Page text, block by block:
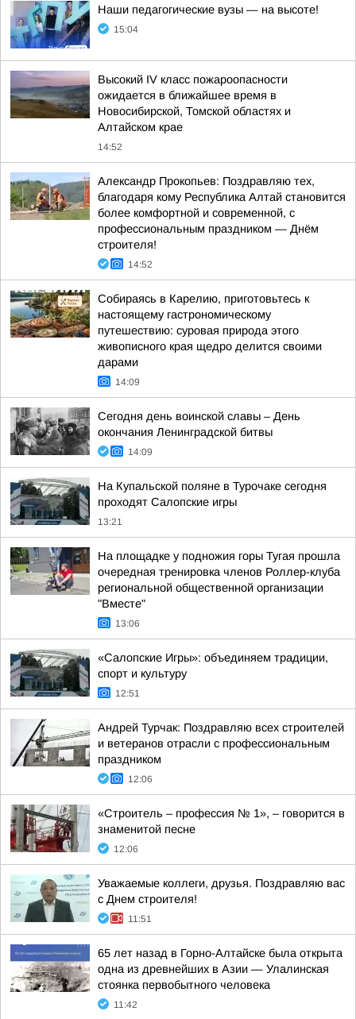
Наши педагогические вузы — на высоте!
15:04
Высокий IV класс пожароопасности
ожидается в ближайшее время в
Новосибирской, Томской областях и
Алтайском крае
14:52
Александр Прокопьев: Поздравляю тех,
благодаря кому Республика Алтай становится
более комфортной и современной, с
профессиональным праздником — Днём
строителя!
14:52
Собираясь в Карелию, приготовьтесь к
настоящему гастрономическому
путешествию: суровая природа этого
живописного края щедро делится своими
дарами
14:09
Сегодня день воинской славы – День
окончания Ленинградской битвы
14:09
На Купальской поляне в Турочаке сегодня
проходят Салопские игры
13:21
На площадке у подножия горы Тугая прошла
очередная тренировка членов Роллер-клуба
региональной общественной организации
"Вместе"
13:06
«Салопские Игры»: объединяем традиции,
спорт и культуру
12:51
Андрей Турчак: Поздравляю всех строителей
и ветеранов отрасли с профессиональным
праздником
12:06
«Строитель – профессия № 1», – говорится в
знаменитой песне
12:06
Уважаемые коллеги, друзья. Поздравляю вас
с Днем строителя!
11:51
65 лет назад в Горно-Алтайске была открыта
одна из древнейших в Азии — Улалинская
стоянка первобытного человека
11:42